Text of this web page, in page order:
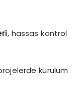
, hassas kontrol
kurulum